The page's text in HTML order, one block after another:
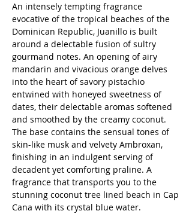
An intensely tempting fragrance
evocative of the tropical beaches of the
Dominican Republic, Juanillo is built
around a delectable fusion of sultry
gourmand notes. An opening of airy
mandarin and vivacious orange delves
into the heart of savory pistachio
entwined with honeyed sweetness of
dates, their delectable aromas softened
and smoothed by the creamy coconut.
The base contains the sensual tones of
skin-like musk and velvety Ambroxan,
finishing in an indulgent serving of
decadent yet comforting praline. A
fragrance that transports you to the
stunning coconut tree lined beach in Cap
Cana with its crystal blue water.